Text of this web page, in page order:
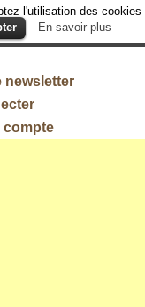
l'utilisation des cookies
En savoir plus
newsletter
compte